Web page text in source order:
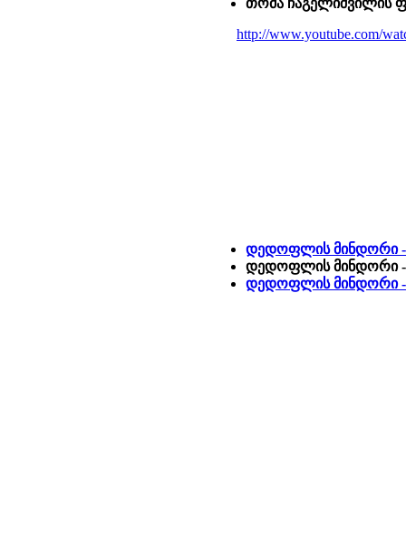
თომა
http://www.youtube.com/
დედოფლის მინდორი -
დედოფლის მინდორი -
დედოფლის მინდორი